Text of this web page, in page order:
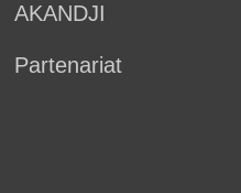
AKANDJI
Partenariat